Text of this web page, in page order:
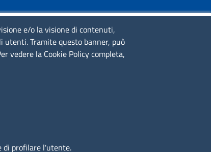
REALIZZATO DA
e/o la visione di contenuti,
utenti. Tramite questo banner, può
vedere la Cookie Policy completa,
di profilare l'utente.